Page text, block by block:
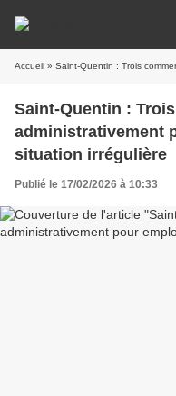
Accueil » Saint-Quentin : Trois commerces
Saint-Quentin :
administrativement
situation irrégulière
Publié le 17/02/2026 à 10:33